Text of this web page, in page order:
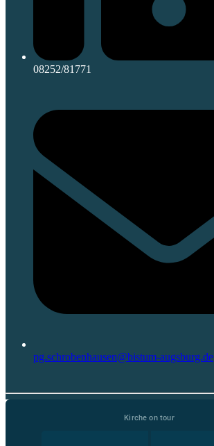
08252/81771
pg.schrobenhausen@bistum-augsburg.de